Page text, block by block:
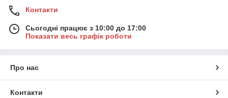
Контакти
Сьогодні працює з 10:00 до 17:00
Показати весь графік роботи
Про нас
Контакти